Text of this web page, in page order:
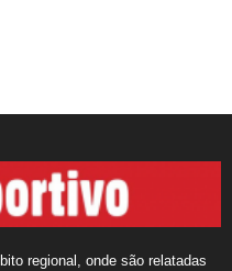
regional, onde são relatadas